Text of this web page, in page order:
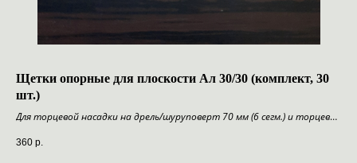
Щетки опорные для плоскости Ал 30/30 (комплект, 30
шт.)
Для торцевой насадки на дрель/шуруповерт 70 мм (6 сегм.) и торцевой
360 р.